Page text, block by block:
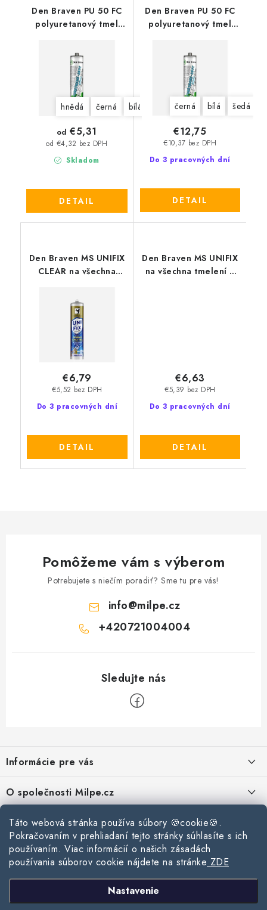
Táto webová stránka používa súbory 🍪cookie🍪.
Pokračovaním v prehliadaní tejto stránky súhlasíte s ich
používaním. Viac informácií o našich zásadách
používania súborov cookie nájdete na stránke ZDE
Nastavenie
Den Braven PU 50 FC
polyuretanový tmel
hnědá černá bílá
Skladom
od €4,32 bez DPH
od €5,31
DETAIL
Den Braven PU 50 FC
polyuretanový tmel
černá bílá šedá
Do 3 pracovných dní
€10,37 bez DPH
€12,75
DETAIL
Den Braven MS UNIFIX
CLEAR na všechna
Do 3 pracovných dní
€5,52 bez DPH
€6,79
DETAIL
Den Braven MS UNIFIX
na všechna tmelení a
Do 3 pracovných dní
€5,39 bez DPH
€6,63
DETAIL
Pomôžeme vám s výberom
Potrebujete s niečím poradiť? Sme tu pre vás!
info@milpe.cz
+420721004004
p
ä
t
Informácie pre vás
Zásady používania súborov cookie
Podmínky ochrany osobních údajů
Obchodní podmínky
O společnosti Milpe.cz
O spoločnosti Milpe
Kontakty
Kontaktné informácie
Stavebný blog
Ako vybrať správnu difúznu fóliu pre strechu?
Žalúzie do spálne: Ako vybrať ideálne tienenie pre pokojný spánok?
Prijímame online platby